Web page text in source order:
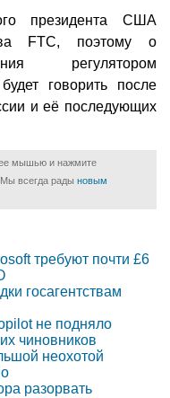
президента США
FTC, поэтому о
регулятором
говорить после
и её последующих
мышью и нажмите
всегда рады новым
требуют почти £6
госагентствам
не подняло
чиновников
неохотой
разорвать